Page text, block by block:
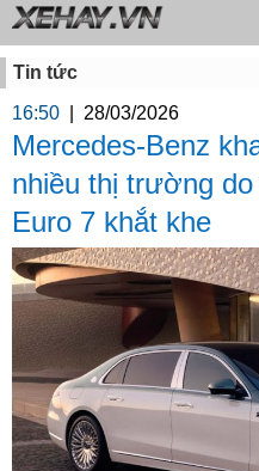
Tin tức
16:50
28/03/2026
Mercedes-Benz
nhiều thị trường
Euro 7 khắt khe